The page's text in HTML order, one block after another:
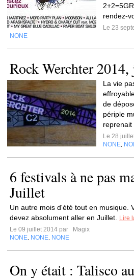
rendez-
Le 23
NONE
Rock Werchter 2014,
La vie
de
périple
reprenait
Le 28
NONE
6 festivals à ne pas
Juillet
Un autre mois d'été tout en musique.
devez absolument aller en Juillet.
Lire
Le 09 juillet 2014 par
Magix
NONE NONE NONE
On y était : Talisco